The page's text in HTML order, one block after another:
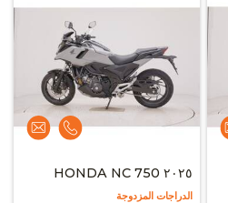
٢٠٢٥ HONDA NC 750
الدراجات المزدوجة